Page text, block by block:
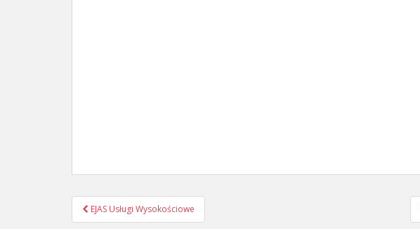
PostEJAS Usługi Wysokościowe